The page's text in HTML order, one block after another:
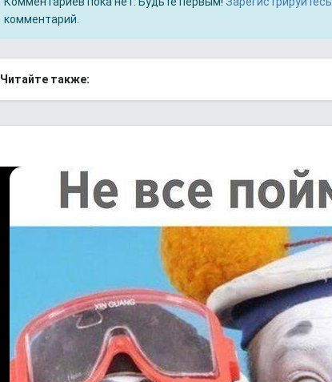
комментарий.
Читайте также: